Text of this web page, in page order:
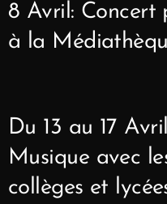
8 Avril: Concert
à la
Du 13 au 17
Musique avec
collèges et